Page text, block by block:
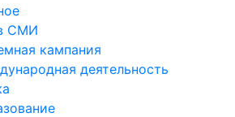
СМИ
кампания
деятельность